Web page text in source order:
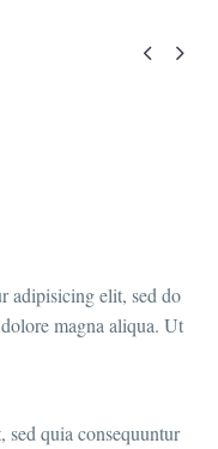
 
adipisicing elit, sed do
magna aliqua. Ut
sed quia consequuntur